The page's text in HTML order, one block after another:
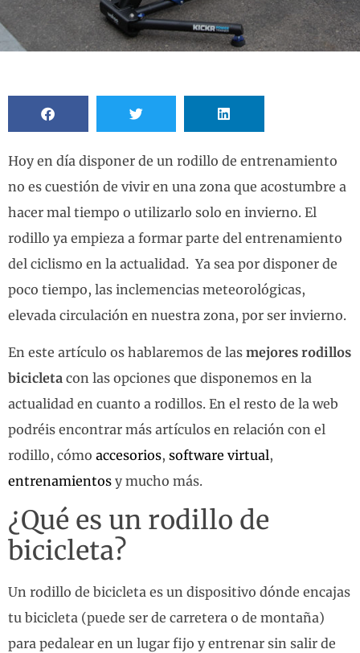
Hoy en día disponer de un rodillo de entrenamiento
no es cuestión de vivir en una zona que acostumbre a
hacer mal tiempo o utilizarlo solo en invierno. El
rodillo ya empieza a formar parte del entrenamiento
del ciclismo en la actualidad. Ya sea por disponer de
poco tiempo, las inclemencias meteorológicas,
elevada circulación en nuestra zona, por ser invierno.
En este artículo os hablaremos de las mejores rodillos
bicicleta con las opciones que disponemos en la
actualidad en cuanto a rodillos. En el resto de la web
podréis encontrar más artículos en relación con el
rodillo, cómo accesorios, software virtual,
entrenamientos y mucho más.
¿Qué es un rodillo de
bicicleta?
Un rodillo de bicicleta es un dispositivo dónde encajas
tu bicicleta (puede ser de carretera o de montaña)
para pedalear en un lugar fijo y entrenar sin salir de